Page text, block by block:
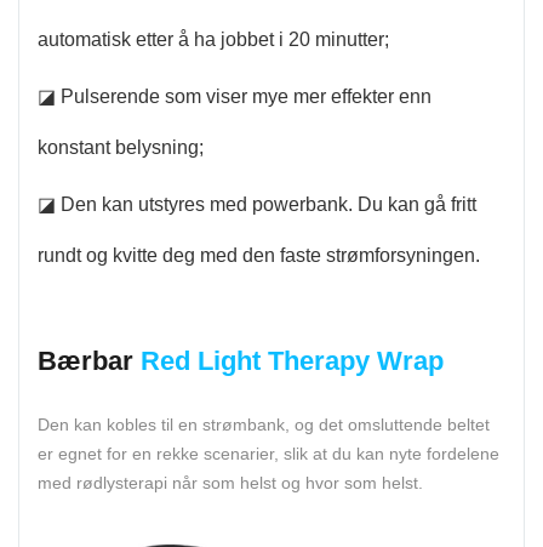
automatisk etter å ha jobbet i 20 minutter;
◪ Pulserende som viser mye mer effekter enn
konstant belysning;
◪ Den kan utstyres med powerbank. Du kan gå fritt
rundt og kvitte deg med den faste strømforsyningen.
Bærbar Red Light Therapy Wrap
Den kan kobles til en strømbank, og det omsluttende beltet
er egnet for en rekke scenarier, slik at du kan nyte fordelene
med rødlysterapi når som helst og hvor som helst.